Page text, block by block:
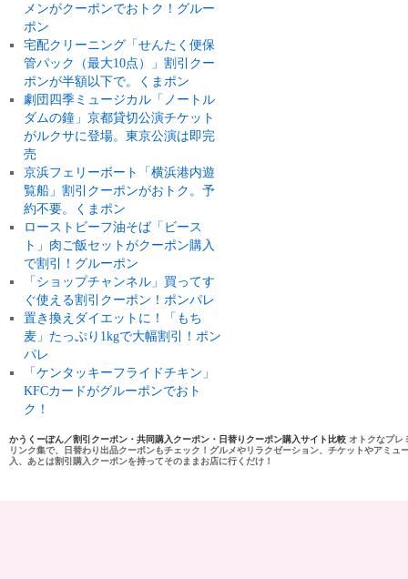
メンがクーポンでおトク！グルー
ポン
宅配クリーニング「せんたく便保
管パック（最大10点）」割引クー
ポンが半額以下で。くまポン
劇団四季ミュージカル「ノートル
ダムの鐘」京都貸切公演チケット
がルクサに登場。東京公演は即完
売
京浜フェリーボート「横浜港内遊
覧船」割引クーポンがおトク。予
約不要。くまポン
ローストビーフ油そば「ビース
ト」肉ご飯セットがクーポン購入
で割引！グルーポン
「ショップチャンネル」買ってす
ぐ使える割引クーポン！ポンパレ
置き換えダイエットに！「もち
麦」たっぷり1kgで大幅割引！ポン
パレ
「ケンタッキーフライドチキン」
KFCカードがグルーポンでおト
ク！
かうくーぽん／割引クーポン・共同購入クーポン・日替りクーポン購入サイト比較 オトクなプレ
リンク集で、日替わり出品クーポンもチェック！グルメやリラクゼーション、チケットやアミ
入、あとは割引購入クーポンを持ってそのままお店に行くだけ！